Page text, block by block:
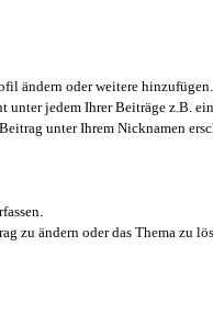
ändern oder weitere hinzufügen.
unter jedem Ihrer Beiträge z.B.
unter Ihrem Nicknamen
zu ändern oder das Thema zu